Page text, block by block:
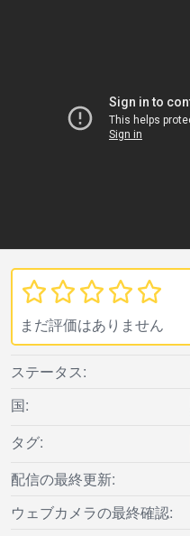
まだ評価はありません
ステータス:
国:
タグ:
配信の最終更新:
ウェブカメラの最終確認: